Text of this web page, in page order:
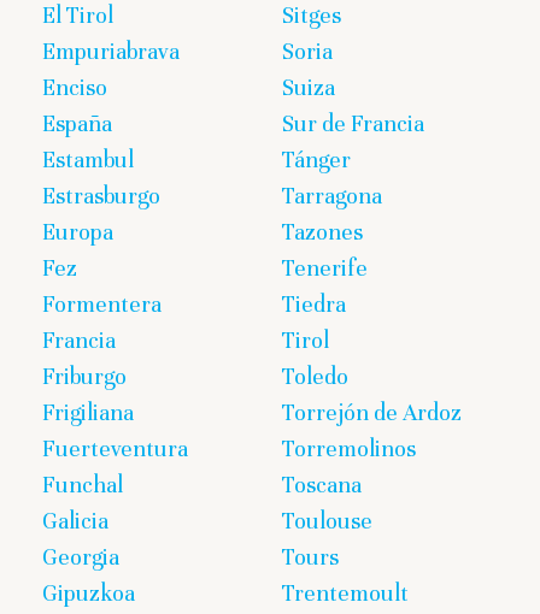
El Tirol
Empuriabrava
Enciso
España
Estambul
Estrasburgo
Europa
Fez
Formentera
Francia
Friburgo
Frigiliana
Fuerteventura
Funchal
Galicia
Georgia
Gipuzkoa
Sitges
Soria
Suiza
Sur de Francia
Tánger
Tarragona
Tazones
Tenerife
Tiedra
Tirol
Toledo
Torrejón de Ardoz
Torremolinos
Toscana
Toulouse
Tours
Trentemoult